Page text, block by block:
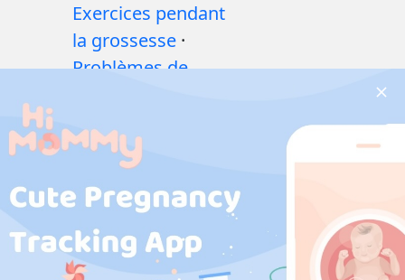
Exercices pendant
la grossesse ·
Problèmes de
Médicaments
pendant la
grossesse·
Problèmes de
santé des bébés